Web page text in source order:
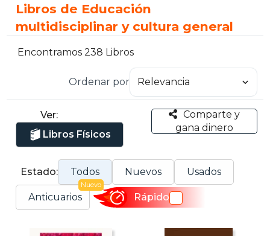
Libros de Educación
multidisciplinar y cultura general
Encontramos 238 Libros
Ordenar por
Ver:
Libros Físicos
Comparte y
gana dinero
Estado: Todos Nuevos Usados
Anticuarios
Nuevo
Rápido